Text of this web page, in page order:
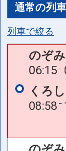
通常の列車
列車で絞る
のぞ
06:15
くろ
08:58